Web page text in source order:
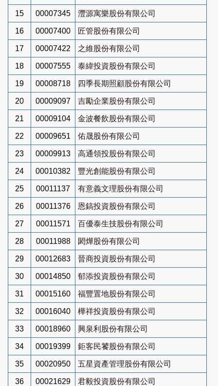
15 00007345 灃源寓樂股份有限公司
16 00007400 匠管股份有限公司
17 00007422 之維股份有限公司
18 00007555 泰緯投資股份有限公司
19 00008718 四季長期照顧股份有限公司
20 00009097 吉勵企業股份有限公司
21 00009104 金波餐飲股份有限公司
22 00009651 佑晟股份有限公司
23 00009913 高通領投股份有限公司
24 00010382 豐光創能股份有限公司
25 00011137 有意義文理股份有限公司
26 00011376 恩鎬投資股份有限公司
27 00011571 百優泰生技股份有限公司
28 00011988 閎燁股份有限公司
29 00012683 晉商投資股份有限公司
30 00014850 郁添投資股份有限公司
31 00015160 福豐置地股份有限公司
32 00016040 樺祥投資股份有限公司
33 00018960 興泉利股份有限公司
34 00019399 鉅客民饕股份有限公司
35 00020950 五星資產管理股份有限公司
36 00021629 君毅投資股份有限公司